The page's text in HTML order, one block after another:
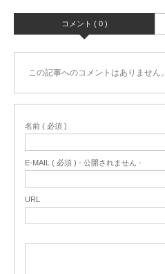
コメント ( 0 )
この記事へのコメントはありません。
名前 ( 必須 )
E-MAIL ( 必須 ) - 公開されません -
URL